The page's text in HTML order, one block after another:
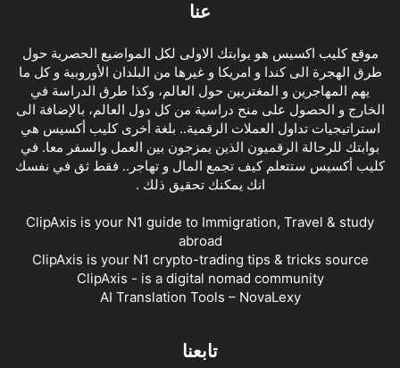
عنا
موقع كليب اكسيس هو بوابتك الاولى لكل المواضيع الحصرية حول
طرق الهجرة الى كندا و امريكا و غيرها من البلدان الأوروبية و كل ما
يهم المهاجرين و المغتربين حول العالم، وكذا طرق الدراسة في
الخارج و الحصول على منح دراسية من كل دول العالم، بالإضافة الى
استراتيجيات تداول العملات الرقمية.. بلغة أخرى كليب أكسيس هي
بوابتك للرحالة الرقميون الذين يمزجون بين العمل والسفر معا. في
كليب أكسيس ستتعلم كيف تجمع المال و تهاجر.. فقط ثق في نفسك
انك يمكنك تحقيق ذلك .
ClipAxis is your N1 guide to Immigration, Travel & study
abroad
ClipAxis is your N1 crypto-trading tips & tricks source
ClipAxis - is a digital nomad community
AI Translation Tools – NovaLexy
تابعنا